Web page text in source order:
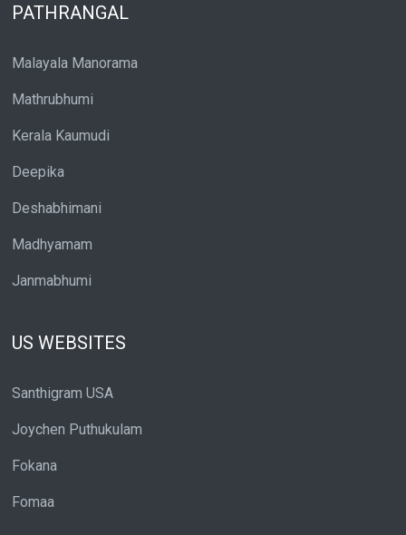
PATHRANGAL
Malayala Manorama
Mathrubhumi
Kerala Kaumudi
Deepika
Deshabhimani
Madhyamam
Janmabhumi
US WEBSITES
Santhigram USA
Joychen Puthukulam
Fokana
Fomaa